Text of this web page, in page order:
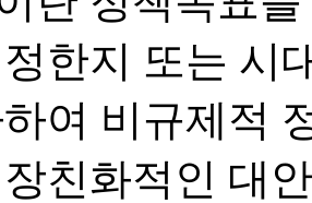
한지 또는 시
여 비규제적
친화적인 대